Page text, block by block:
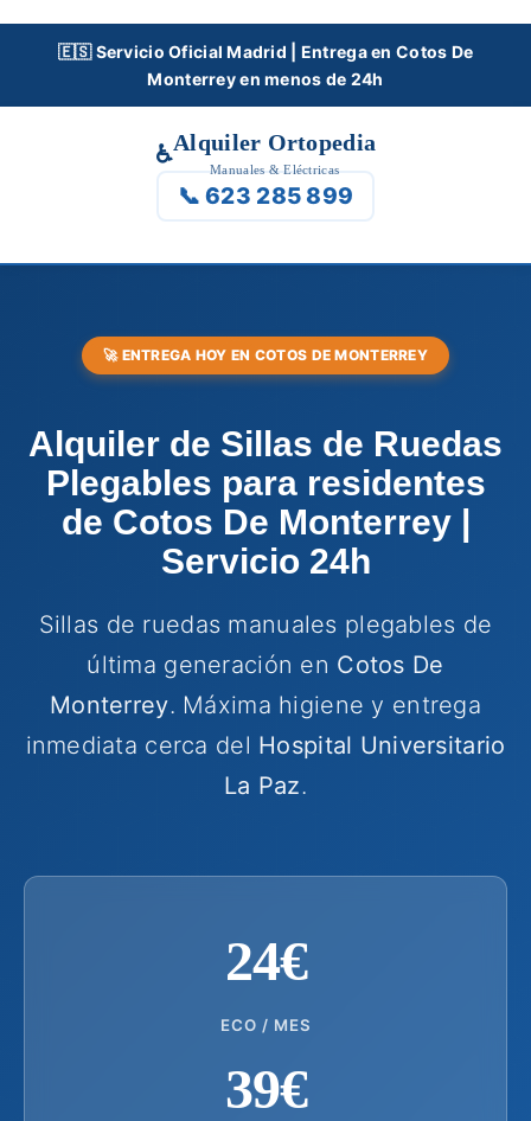
Skip
🇪🇸 Servicio Oficial Madrid | Entrega en Cotos De
Monterrey en menos de 24h
♿Alquiler Ortopedia
Manuales & Eléctricas
📞 623 285 899
🚀 ENTREGA HOY EN COTOS DE MONTERREY
Alquiler de Sillas de Ruedas
Plegables para residentes
de Cotos De Monterrey |
Servicio 24h
Sillas de ruedas manuales plegables de
última generación en Cotos De
Monterrey. Máxima higiene y entrega
inmediata cerca del Hospital Universitario
La Paz.
24€
ECO / MES
39€